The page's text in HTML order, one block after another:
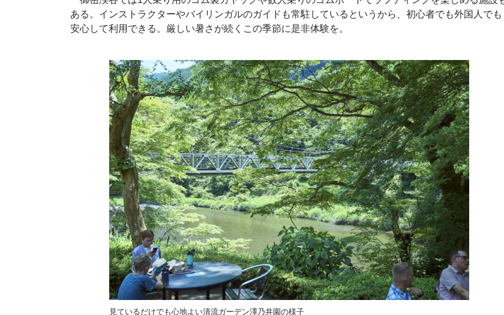
ある。インストラクターやバイリンガルのガイドも常駐しているというから、初心者でも外国人でも
安心して利用できる。厳しい暑さが続くこの季節に是非体験を。
見ているだけでも心地よい清流ガーデン澤乃井園の様子